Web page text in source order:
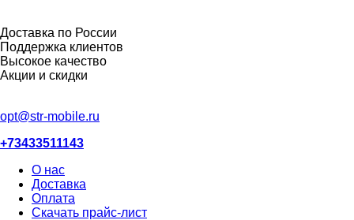
Доставка по России
Поддержка клиентов
Высокое качество
Акции и скидки
opt@str-mobile.ru
+73433511143
О нас
Доставка
Оплата
Скачать прайс-лист